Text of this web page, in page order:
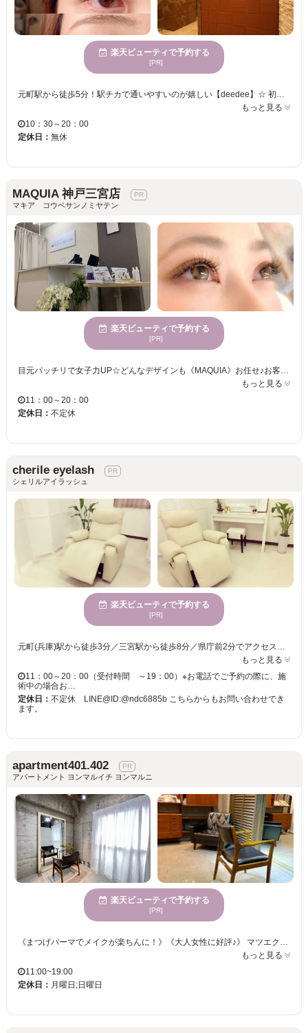
楽天ビューティで予約する
[PR]
元町駅から徒歩5分！駅チカで通いやすいのが嬉しい【deedee】☆ 初めての方でもご安心して施術を受けて頂けます♪ まつげエクステ、まつ毛パーマ、眉スタイリング等すべて熟練の専門スタッフがカウンセリングから施術まで行います。 おひとりおひとりのまつ毛やお目元の状態を見極めながら、カールの角度や魅せ方を微調整する細かな技術がご好評いただいております☆ ナチュラル～華やかまで、いつも以上に『瞳』輝く貴女にきっと出会えます♪ 《オススメメニュー》※現在まつ毛エクステは電話予約限定となります。 ◆【＜初回＞他店オフorアイパック無料】フラットラッシュ100本¥4500◆ まつエク初めての方や学生さんにもおすすめの100本まで付け放題♪※美容液コーティング付き■長さ→8～13mm■カール→J/C/D■太さ→0.15/0.2
もっと見る
10：30～20：00
定休日： 無休
MAQUIA 神戸三宮店
マキア コウベサンノミヤテン
楽天ビューティで予約する
[PR]
目元パッチリで女子力UP☆どんなデザインも《MAQUIA》お任せ♪お客様のお仕事や普段の生活に合わせて、ナチュラルからボリュームUPまでプロがご提案致します！！エクステの種類が豊富＆高技術者の施術で満足度は◎“モチの良さ＆リーズナブルな価格”も自慢なので、『パッチリeye』がずっと続く★《MAQUIA》で輝く目元を手に入れてみませんか♪？
もっと見る
11：00～20：00
定休日： 不定休
cherile eyelash
シェリルアイラッシュ
楽天ビューティで予約する
[PR]
元町(兵庫)駅から徒歩3分／三宮駅から徒歩8分／県庁前2分でアクセス抜群の【cherile eyelash】白を基調とした開放感溢れる店内でゆったり寛ぎながら綺麗になれる贅沢時間を過ごせます♪ まつエク初心者にもオススメのサロン☆ 3D4D5Dボリュームラッシュ、フラットラッシュ、バインドロック等の沢山のメニューをご用意☆丁寧なカウンセリングでボリュームラッシュ、バインドロックの部分使いも出来て自分だけのデザインやボリューム等を相談しながら決められます！経験豊富な実力派スタッフによる丁寧施術で仕上りとモチの良さが好評！使用する素材、種類も豊富です☆ ご来店をお待ちしております♪ 《おすすめメニュー》 ◆【オフ込】コーティングor保湿目元パック付☆高級セーブル120本まで付け放題 80分 ￥5,980 素材：高級セーブル/ミンク、カール：Ｊ/Ｃ/Ｄ、長さ：6～14mm、太さ0.12/0.15/0.18よりお選び頂けます。カラーエクステ追加料金なし。全員オフ☆コーティングor保湿目元パック付き♪
もっと見る
11：00～20：00（受付時間 ～19：00）※お電話でご予約の際に、施
術中の場合お…
定休日： 不定休 LINE@ID:@ndc6885b こちらからもお問い合わせでき
ます。
apartment401.402
アパートメント ヨンマルイチ ヨンマルニ
楽天ビューティで予約する
[PR]
《まつげパーマでメイクが楽ちんに！》《大人女性に好評♪》 マツエクが苦手な方は、まずは＜まつげパーマ＞はいかがですか？ 瞳の魅力をもっと引き出すお手伝いをしてくれる！まつ毛を労りながら施術いたします！ お仕事帰り、お買い物帰りに気軽に立ち寄れる♪お客様のご希望に合わせた仕上がりが可能◎ まつげパーマと眉カットのセットメニューもご用意。お顔の印象をチェンジしませんか？ お客様のご来店を心よりお待ちしております。
もっと見る
11:00~19:00
定休日： 月曜日;日曜日